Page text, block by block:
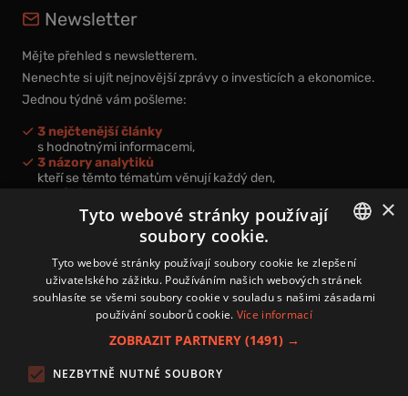
Newsletter
Mějte přehled s newsletterem.
Nenechte si ujít nejnovější zprávy o investicích a ekonomice.
Jednou týdně vám pošleme:
3 nejčtenější články
s hodnotnými informacemi,
3 názory analytiků
kteří se těmto tématům věnují každý den,
nová videa a podcasty
k prohloubení vašich znalostí.
Přihlášením k newsletteru vyjadřujete svůj souhlas spodmínkami
zpracování osobních údajů.
Zásady používání souborů cookies
CZECH
×
Tyto webové stránky používají
soubory cookie.
Tyto webové stránky používají soubory cookie ke zlepšení
uživatelského zážitku. Používáním našich webových stránek
souhlasíte se všemi soubory cookie v souladu s našimi zásadami
používání souborů cookie. Více informací
ZOBRAZIT PARTNERY (1491) →
NEZBYTNĚ NUTNÉ SOUBORY